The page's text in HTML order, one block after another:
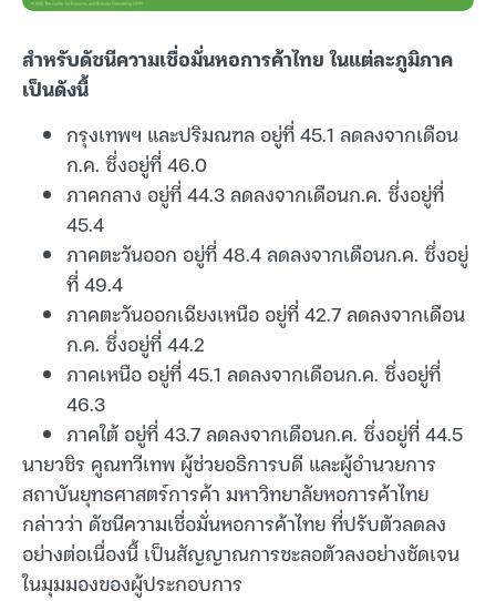
สำหรับดัชนีความเชื่อมั่นหอการค้าไทย ในแต่ละภูมิภาค
เป็นดังนี้
กรุงเทพฯ และปริมณฑล อยู่ที่ 45.1 ลดลงจากเดือน
ก.ค. ซึ่งอยู่ที่ 46.0
ภาคกลาง อยู่ที่ 44.3 ลดลงจากเดือนก.ค. ซึ่งอยู่ที่
45.4
ภาคตะวันออก อยู่ที่ 48.4 ลดลงจากเดือนก.ค. ซึ่งอยู่
ที่ 49.4
ภาคตะวันออกเฉียงเหนือ อยู่ที่ 42.7 ลดลงจากเดือน
ก.ค. ซึ่งอยู่ที่ 44.2
ภาคเหนือ อยู่ที่ 45.1 ลดลงจากเดือนก.ค. ซึ่งอยู่ที่
46.3
ภาคใต้ อยู่ที่ 43.7 ลดลงจากเดือนก.ค. ซึ่งอยู่ที่ 44.5
นายวชิร คูณทวีเทพ ผู้ช่วยอธิการบดี และผู้อำนวยการ
สถาบันยุทธศาสตร์การค้า มหาวิทยาลัยหอการค้าไทย
กล่าวว่า ดัชนีความเชื่อมั่นหอการค้าไทย ที่ปรับตัวลดลง
อย่างต่อเนื่องนี้ เป็นสัญญาณการชะลอตัวลงอย่างชัดเจน
ในมุมมองของผู้ประกอบการ